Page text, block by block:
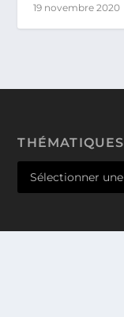
19 novembre 2020
THÉMATIQUES